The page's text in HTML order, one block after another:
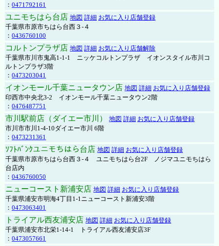
： 0471792161
ユニモちはら台店 地図 詳細 お気に入り店舗登録
千葉県市原市ちはら台西３-４
： 0436760100
コルトンプラザ店 地図 詳細 お気に入り店舗解除
千葉県市川市鬼高1-1-1 ニッケコルトンプラザ イオンスタイル市川コ
ルトンプラザ3階
： 0473203041
イオンモール千葉ニュータウン店 地図 詳細 お気に入り店舗登録
印西市中央北3-2 イオンモール千葉ニュータウン2階
： 0476487751
市川駅前店（ダイエー市川） 地図 詳細 お気に入り店舗登録
市川市市川1-4-10ダイエー市川 6階
： 0473231361
ｿﾌﾄﾊﾞﾝｸユニモちはら台店 地図 詳細 お気に入り店舗登録
千葉県市原市ちはら台西３-４ ユニモちはら台2F ノジマユニモちはら
台店内
： 0436760050
ニューコースト新浦安店 地図 詳細 お気に入り店舗登録
千葉県浦安市明海4丁目1-1ニューコースト新浦安3階
： 0473063401
トライアル西友浦安店 地図 詳細 お気に入り店舗登録
千葉県浦安市北栄1-14-1 トライアル西友浦安店3F
： 0473057661